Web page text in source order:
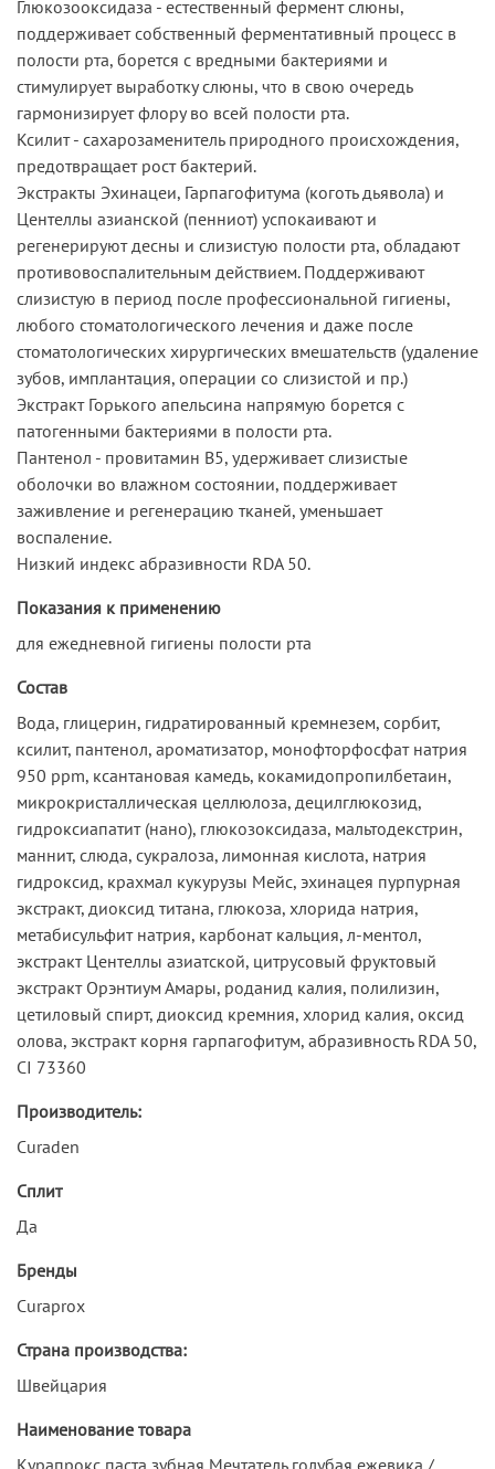
Глюкозооксидаза - естественный фермент слюны,
поддерживает собственный ферментативный процесс в
полости рта, борется с вредными бактериями и
стимулирует выработку слюны, что в свою очередь
гармонизирует флору во всей полости рта.
Ксилит - сахарозаменитель природного происхождения,
предотвращает рост бактерий.
Экстракты Эхинацеи, Гарпагофитума (коготь дьявола) и
Центеллы азианской (пенниот) успокаивают и
регенерируют десны и слизистую полости рта, обладают
противовоспалительным действием. Поддерживают
слизистую в период после профессиональной гигиены,
любого стоматологического лечения и даже после
стоматологических хирургических вмешательств (удаление
зубов, имплантация, операции со слизистой и пр.)
Экстракт Горького апельсина напрямую борется с
патогенными бактериями в полости рта.
Пантенол - провитамин В5, удерживает слизистые
оболочки во влажном состоянии, поддерживает
заживление и регенерацию тканей, уменьшает
воспаление.
Низкий индекс абразивности RDA 50.
Показания к применению
для ежедневной гигиены полости рта
Состав
Вода, глицерин, гидратированный кремнезем, сорбит,
ксилит, пантенол, ароматизатор, монофторфосфат натрия
950 ppm, ксантановая камедь, кокамидопропилбетаин,
микрокристаллическая целлюлоза, децилглюкозид,
гидроксиапатит (нано), глюкозоксидаза, мальтодекстрин,
маннит, слюда, сукралоза, лимонная кислота, натрия
гидроксид, крахмал кукурузы Мейс, эхинацея пурпурная
экстракт, диоксид титана, глюкоза, хлорида натрия,
метабисульфит натрия, карбонат кальция, л-ментол,
экстракт Центеллы азиатской, цитрусовый фруктовый
экстракт Орэнтиум Амары, роданид калия, полилизин,
цетиловый спирт, диоксид кремния, хлорид калия, оксид
олова, экстракт корня гарпагофитум, абразивность RDA 50,
CI 73360
Производитель:
Curaden
Сплит
Да
Бренды
Curaprox
Страна производства:
Швейцария
Наименование товара
Курапрокс паста зубная Мечтатель голубая ежевика /